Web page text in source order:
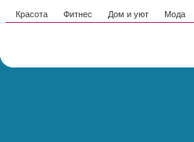
Красота Фитнес Дом и уют Мода